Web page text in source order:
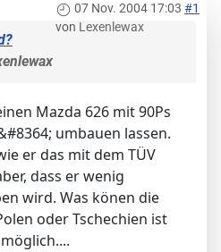
07 Nov. 2004 17:03 #1
von Lexenlewax
Mazda 626 mit 90Ps
umbauen lassen.
er das mit dem TÜV
dass er wenig
wird. Was könen die
oder Tschechien ist